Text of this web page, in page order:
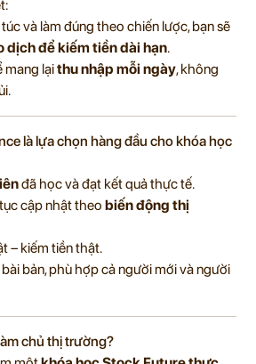
và làm đúng theo chiến lược, bạn sẽ
dịch để kiếm tiền dài hạn.
mang lạithu nhập mỗi ngày, không
là lựa chọn hàng đầu cho khóa học
đã học và đạt kết quả thực tế.
cập nhật theobiến động thị
– kiếm tiền thật.
bản, phù hợp cả người mới và người
chủ thị trường?